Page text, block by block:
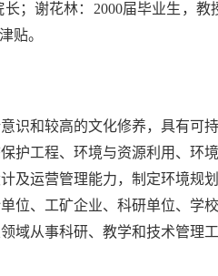
；谢花林：2000届毕业生，
贴。
识和较高的文化修养，具有可
护工程、环境与资源利用、环
及运营管理能力，制定环境规
位、工矿企业、科研单位、学
域从事科研、教学和技术管理工